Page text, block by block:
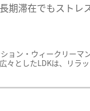
長期滞在でもストレ
ョン・ウィークリーマ
々としたLDKは、リラ